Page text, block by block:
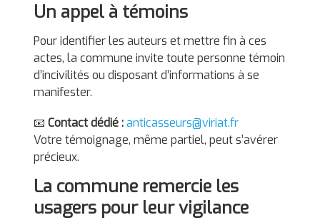
Un appel à témoins
Pour identifier les auteurs et mettre fin à ces
actes, la commune invite toute personne témoin
d’incivilités ou disposant d’informations à se
manifester.
📧 Contact dédié :anticasseurs@viriat.fr
Votre témoignage, même partiel, peut s’avérer
précieux.
La commune remercie les
usagers pour leur vigilance